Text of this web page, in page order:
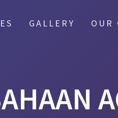
GALLERY OUR